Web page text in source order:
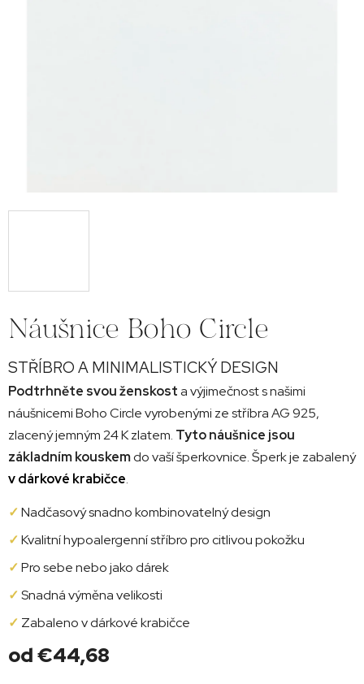
STŘÍBRO A MINIMALISTICKÝ DESIGN
Podtrhněte svou ženskosta výjimečnost s našimi
náušnicemi Boho Circle vyrobenými ze stříbra AG 925,
zlacený jemným 24 K zlatem. Tyto náušnice jsou
základním kouskemdo vaší šperkovnice. Šperk je zabalený
v dárkové krabičce.
✓Nadčasový snadno kombinovatelný design
✓Kvalitní hypoalergenní stříbro pro citlivou pokožku
✓Pro sebe nebo jako dárek
✓Snadná výměna velikosti
✓ Zabaleno v dárkové krabičce
od€44,68
Náušnice Boho Circle